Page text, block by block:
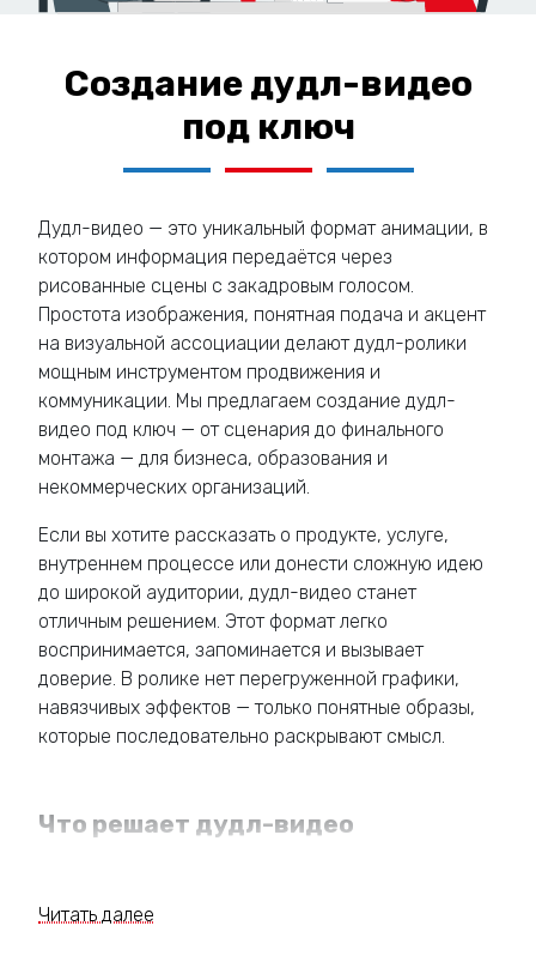
Создание дудл-видео
под ключ
Дудл-видео — это уникальный формат анимации, в
котором информация передаётся через
рисованные сцены с закадровым голосом.
Простота изображения, понятная подача и акцент
на визуальной ассоциации делают дудл-ролики
мощным инструментом продвижения и
коммуникации. Мы предлагаем создание дудл-
видео под ключ — от сценария до финального
монтажа — для бизнеса, образования и
некоммерческих организаций.
Если вы хотите рассказать о продукте, услуге,
внутреннем процессе или донести сложную идею
до широкой аудитории, дудл-видео станет
отличным решением. Этот формат легко
воспринимается, запоминается и вызывает
доверие. В ролике нет перегруженной графики,
навязчивых эффектов — только понятные образы,
которые последовательно раскрывают смысл.
Что решает дудл-видео
высокой вовлечённостью аудитории. Он отлично
Читать далее